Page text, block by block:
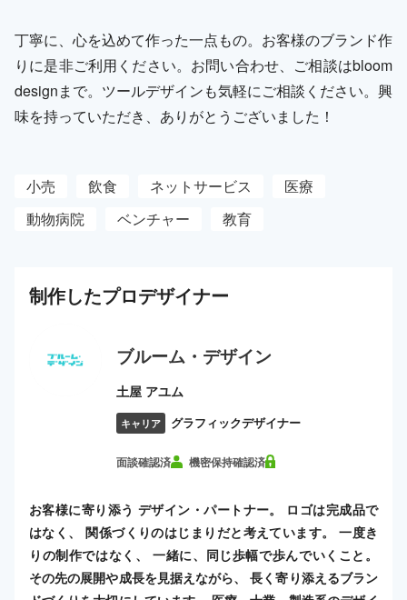
丁寧に、心を込めて作った一点もの。お客様のブランド作
りに是非ご利用ください。お問い合わせ、ご相談はbloom
designまで。ツールデザインも気軽にご相談ください。興
味を持っていただき、ありがとうございました！
小売 飲食 ネットサービス
医療
動物病院
ベンチャー 教育
制作したプロデザイナー
ブルーム・デザイン
土屋 アユム
キャリア グラフィックデザイナー
面談確認済 機密保持確認済
お客様に寄り添う デザイン・パートナー。 ロゴは完成品で
はなく、 関係づくりのはじまりだと考えています。 一度き
りの制作ではなく、 一緒に、同じ歩幅で歩んでいくこと。
その先の展開や成長を見据えながら、 長く寄り添えるブラン